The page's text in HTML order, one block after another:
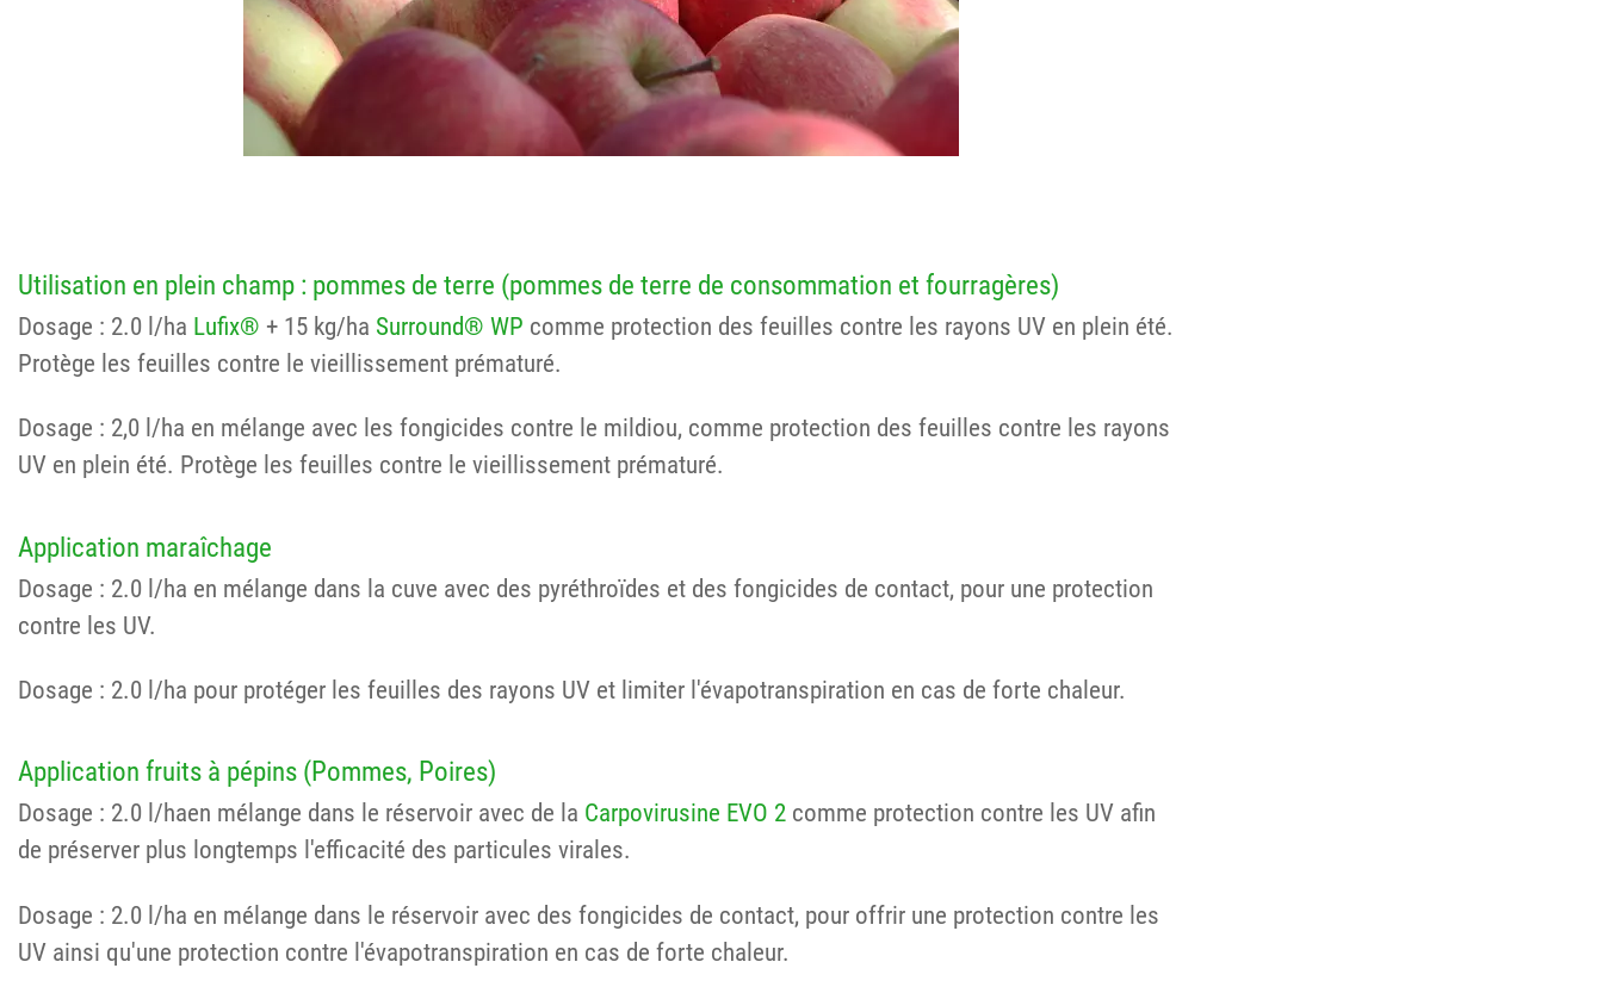
Utilisation en plein champ : pommes de terre (pommes de terre de consommation et fourragères)
Dosage : 2.0 l/ha Lufix® + 15 kg/ha Surround® WP comme protection des feuilles contre les rayons UV en plein été.
Protège les feuilles contre le vieillissement prématuré.
Dosage : 2,0 l/ha en mélange avec les fongicides contre le mildiou, comme protection des feuilles contre les rayons
UV en plein été. Protège les feuilles contre le vieillissement prématuré.
Application maraîchage
Dosage : 2.0 l/ha en mélange dans la cuve avec des pyréthroïdes et des fongicides de contact, pour une protection
contre les UV.
Dosage : 2.0 l/ha pour protéger les feuilles des rayons UV et limiter l'évapotranspiration en cas de forte chaleur.
Application fruits à pépins (Pommes, Poires)
Dosage : 2.0 l/haen mélange dans le réservoir avec de la Carpovirusine EVO 2 comme protection contre les UV afin
de préserver plus longtemps l'efficacité des particules virales.
Dosage : 2.0 l/ha en mélange dans le réservoir avec des fongicides de contact, pour offrir une protection contre les
UV ainsi qu'une protection contre l'évapotranspiration en cas de forte chaleur.